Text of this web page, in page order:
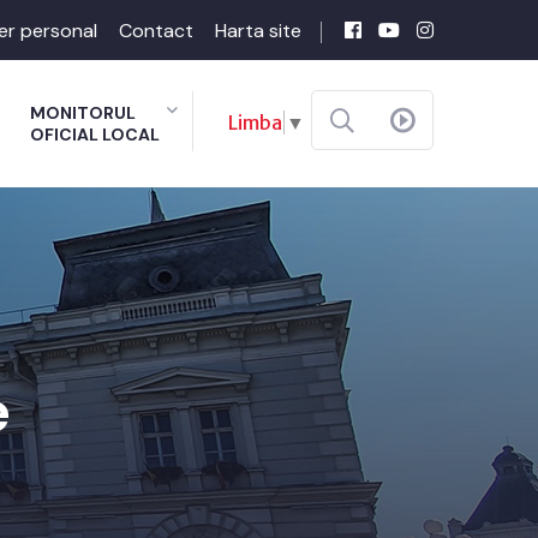
personal Contact Harta site
MONITORUL
OFICIAL LOCAL
Limba ▼